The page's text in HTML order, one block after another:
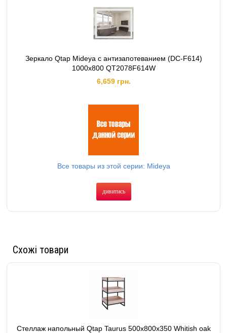
Зеркало Qtap Mideya с антизапотеванием (DC-F614)
1000x800 QT2078F614W
6,659 грн.
Все товары из этой серии: Mideya
дивитись
Схожі товари
Cтеллаж напольный Qtap Taurus 500х800х350 Whitish oak